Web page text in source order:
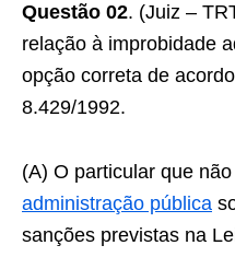
Questão 02. (Juiz –
relação à improbidade
opção correta de
8.429/1992.
(A) O particular que
administração pública
sanções previstas na